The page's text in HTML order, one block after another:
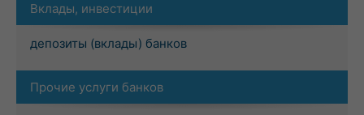
Вклады, инвестиции
депозиты (вклады) банков
Прочие услуги банков